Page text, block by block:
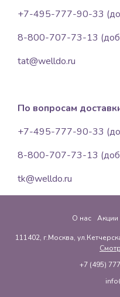
+7-495-777-90-33
8-800-707-73-13
tat@welldo.ru
По вопросам
+7-495-777-90-33
8-800-707-73-13
tk@welldo.ru
О нас Акции
111402, г.Москва,
+7 (495)